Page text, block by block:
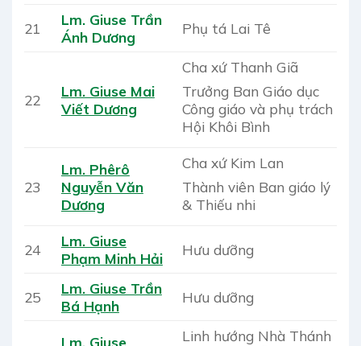
21
Lm. Giuse Trần
Ánh Dương
Phụ tá Lai Tê
22
Lm. Giuse Mai
Viết Dương
Cha xứ Thanh Giã
Trưởng Ban Giáo dục
Công giáo và phụ trách
Hội Khôi Bình
23
Lm. Phêrô
Nguyễn Văn
Dương
Cha xứ Kim Lan
Thành viên Ban giáo lý
& Thiếu nhi
24
Lm. Giuse
Phạm Minh Hải
Hưu dưỡng
25
Lm. Giuse Trần
Bá Hạnh
Hưu dưỡng
Lm. Giuse
Linh hướng Nhà Thánh